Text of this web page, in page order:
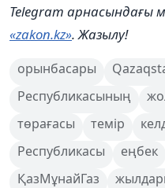
Telegram
«zakon.kz». Жазылу!
орынбасары
Республикасының
төрағасы
темір
Республикасы
еңбек
ҚазМұнайГаз